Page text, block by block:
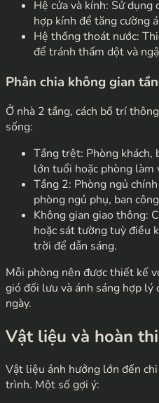
Hệ cửa và kính: Sử dụng
hợp kính để tăng cường
Hệ thống thoát nước:
để tránh thấm dột và
Phân chia không gian
Ở nhà 2 tầng, cách bố trí
sống:
Tầng trệt: Phòng khách,
lớn tuổi hoặc phòng làm
Tầng 2: Phòng ngủ
phòng ngủ phụ, ban
Không gian giao thông:
hoặc sát tường tuỳ điều
trời để dẫn sáng.
Mỗi phòng nên được thiết kế
gió đối lưu và ánh sáng hợp lý
ngày.
Vật liệu và hoàn
Vật liệu ảnh hưởng lớn đến
trình. Một số gợi ý: